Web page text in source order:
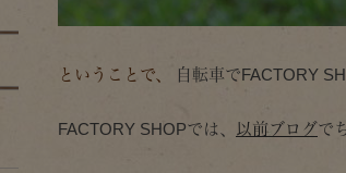
ということで、 自転車でFACTORY
FACTORY SHOPでは、 以前ブログで